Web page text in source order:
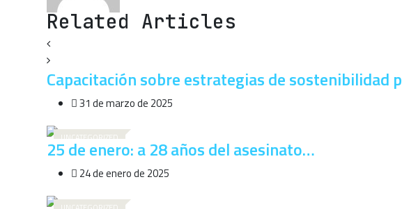
Related Articles
Capacitación sobre estrategias de sostenibilidad
31 de marzo de 2025
UNCATEGORIZED
25 de enero: a 28 años del asesinato…
24 de enero de 2025